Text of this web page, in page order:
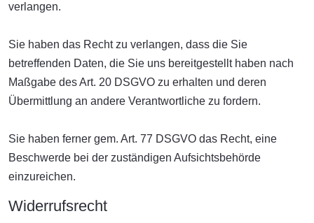
verlangen.
Sie haben das Recht zu verlangen, dass die Sie
betreffenden Daten, die Sie uns bereitgestellt haben nach
Maßgabe des Art. 20 DSGVO zu erhalten und deren
Übermittlung an andere Verantwortliche zu fordern.
Sie haben ferner gem. Art. 77 DSGVO das Recht, eine
Beschwerde bei der zuständigen Aufsichtsbehörde
einzureichen.
Widerrufsrecht